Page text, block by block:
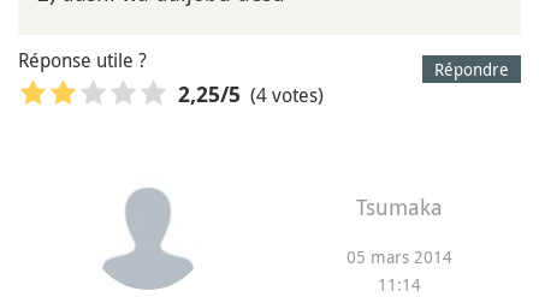
Répondre
Réponse utile ?
2,25/5 (4 votes)
Tsumaka
05 mars 2014
11:14